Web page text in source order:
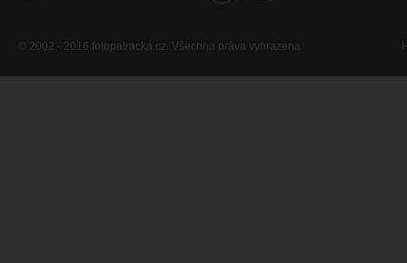
© 2002 - 2016 fotopatracka.cz. Všechna práva vyhrazena